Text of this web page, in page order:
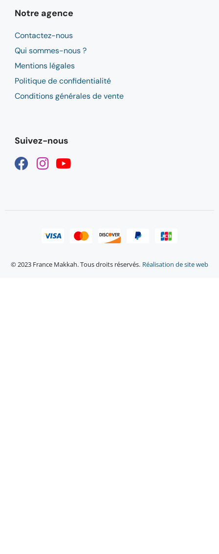
Notre agence
Contactez-nous
Qui sommes-nous ?
Mentions légales
Politique de confidentialité
Conditions générales de vente
Suivez-nous
© 2023 France Makkah. Tous droits réservés. Réalisation de site web